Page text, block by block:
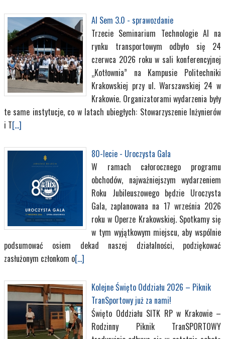
AI Sem 3.0 - sprawozdanie
Trzecie Seminarium Technologie AI na
rynku transportowym odbyło się 24
czerwca 2026 roku w sali konferencyjnej
„Kotłownia” na Kampusie Politechniki
Krakowskiej przy ul. Warszawskiej 24 w
Krakowie. Organizatorami wydarzenia były
te same instytucje, co w latach ubiegłych: Stowarzyszenie Inżynierów
i T[...]
80-lecie - Uroczysta Gala
W ramach całorocznego programu
obchodów, najważniejszym wydarzeniem
Roku Jubileuszowego będzie Uroczysta
Gala, zaplanowana na 17 września 2026
roku w Operze Krakowskiej. Spotkamy się
w tym wyjątkowym miejscu, aby wspólnie
podsumować osiem dekad naszej działalności, podziękować
zasłużonym członkom o[...]
Kolejne Święto Oddziału 2026 – Piknik
TranSportowy już za nami!
Święto Oddziału SITK RP w Krakowie –
Rodzinny Piknik TranSPORTOWY